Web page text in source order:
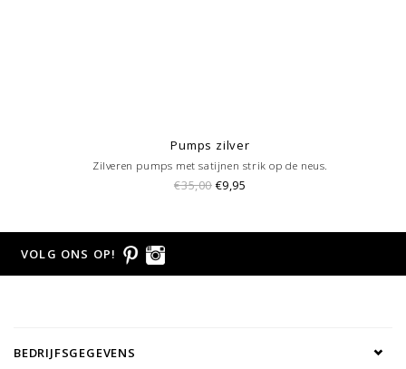
Pumps zilver
Zilveren pumps met satijnen strik op de neus.
€35,00 €9,95
VOLG ONS OP!
BEDRIJFSGEGEVENS